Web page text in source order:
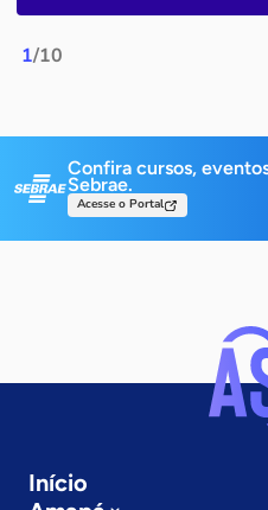
1/10
Confira cursos,
Sebrae.
Acesse o Portal
Início